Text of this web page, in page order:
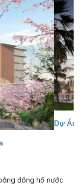
B (ISO 4064)
số dòng sản phẩm
Việt Nam. Với thiết
4064), có thể lắp
piston phù hợp
khu dân cư đô
Có tuỳ chọn kết nối
Mbus.
xu hướng sử
đặt rất nhiều tại thị
tốt và vận hành
Palace, Hòn
đồng hồ nước